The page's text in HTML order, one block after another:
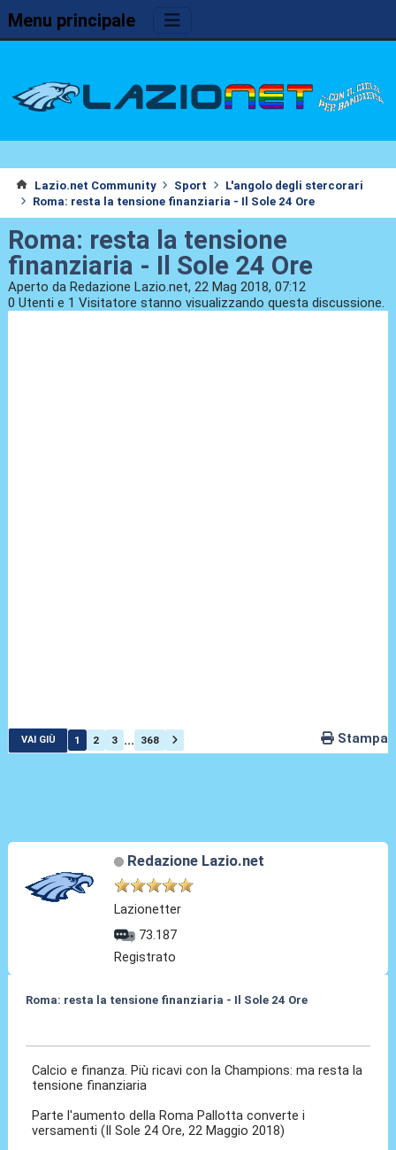
Menu principale
Lazio.net Community Sport
L'angolo degli stercorari
Roma: resta la tensione finanziaria - Il Sole 24 Ore
Roma: resta la tensione
finanziaria - Il Sole 24 Ore
Aperto da Redazione Lazio.net, 22 Mag 2018, 07:12
0 Utenti e 1 Visitatore stanno visualizzando questa discussione.
VAI GIÙ 1 2 3 ... 368 Stampa
Redazione Lazio.net
Lazionetter
73.187
Registrato
Roma: resta la tensione finanziaria - Il Sole 24 Ore
Calcio e finanza. Più ricavi con la Champions: ma resta la
tensione finanziaria
Parte l'aumento della Roma Pallotta converte i
versamenti (Il Sole 24 Ore, 22 Maggio 2018)